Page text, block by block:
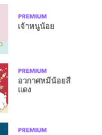
เจ้าหนูน้อย
อวกาศหมีน้อยสี
แดง